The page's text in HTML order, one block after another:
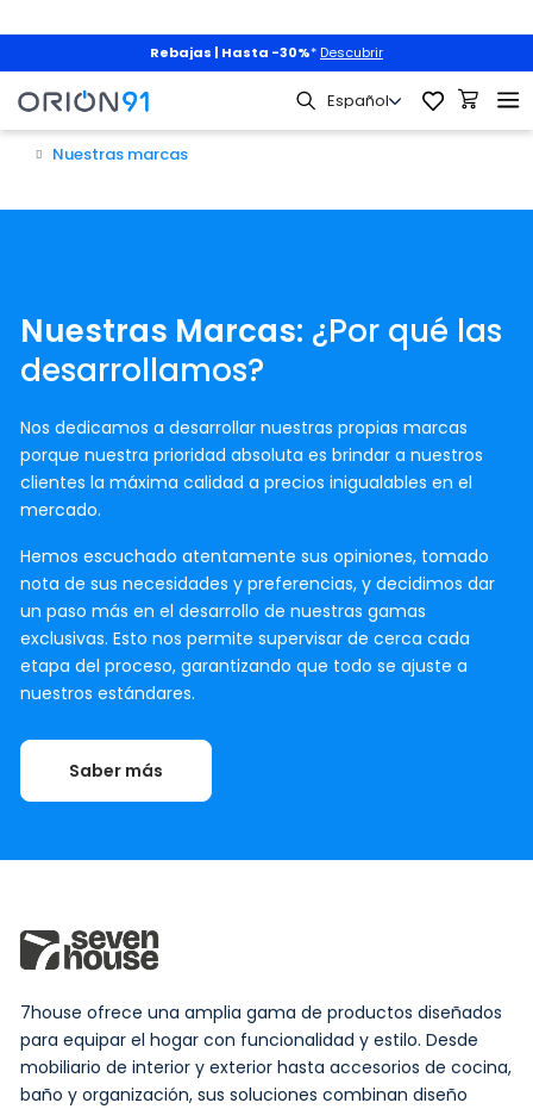
Rebajas | Hasta -30%* Descubrir
Nuestras marcas
Nuestras Marcas: ¿Por qué las
desarrollamos?
Nos dedicamos a desarrollar nuestras propias marcas
porque nuestra prioridad absoluta es brindar a nuestros
clientes la máxima calidad a precios inigualables en el
mercado.
Hemos escuchado atentamente sus opiniones, tomado
nota de sus necesidades y preferencias, y decidimos dar
un paso más en el desarrollo de nuestras gamas
exclusivas. Esto nos permite supervisar de cerca cada
etapa del proceso, garantizando que todo se ajuste a
nuestros estándares.
Saber más
7house ofrece una amplia gama de productos diseñados
para equipar el hogar con funcionalidad y estilo. Desde
mobiliario de interior y exterior hasta accesorios de cocina,
baño y organización, sus soluciones combinan diseño